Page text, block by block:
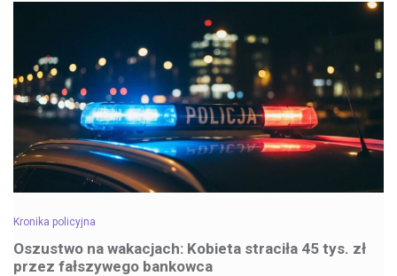
Kronika policyjna
Oszustwo na wakacjach: Kobieta straciła 45 tys. zł
przez fałszywego bankowca